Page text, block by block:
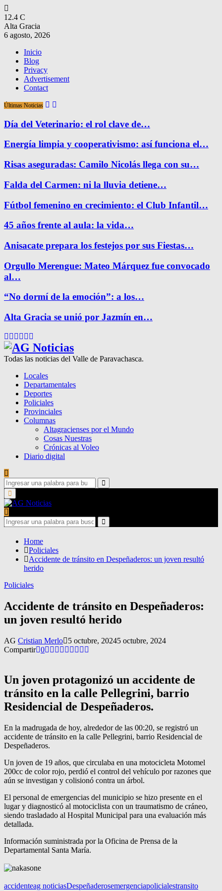
12.4 C
Alta Gracia
6 agosto, 2026
Inicio
Blog
Privacy
Advertisement
Contact
Últimas Noticias
Día del Veterinario: el rol clave de…
Energía limpia y cooperativismo: así funciona el…
Risas aseguradas: Camilo Nicolás llega con su…
Falda del Carmen: ni la lluvia detiene…
Fútbol femenino en crecimiento: el Club Infantil…
45 años frente al aula: la vida…
Anisacate prepara los festejos por sus Fiestas…
Orgullo Merengue: Mateo Márquez fue convocado
al…
“No dormí de la emoción”: a los…
Alta Gracia se unió por Jazmín en…
Facebook
Twitter
Instagram
Pinterest
Google
Todas las noticias del Valle de Paravachasca.
Locales
Departamentales
Deportes
Policiales
Provinciales
Columnas
Altagracienses por el Mundo
Cosas Nuestras
Crónicas al Voleo
Diario digital
Search
for:
Search
Primary
Menu
Search
for:
Search
Home
Policiales
Accidente de tránsito en Despeñaderos: un joven resultó
herido
Policiales
Accidente de tránsito en Despeñaderos:
un joven resultó herido
AG Cristian Merlo 5 octubre, 20245 octubre, 2024
Compartir 0
Un joven protagonizó un accidente de
tránsito en la calle Pellegrini, barrio
Residencial de Despeñaderos.
En la madrugada de hoy, alrededor de las 00:20, se registró un
accidente de tránsito en la calle Pellegrini, barrio Residencial de
Despeñaderos.
Un joven de 19 años, que circulaba en una motocicleta Motomel
200cc de color rojo, perdió el control del vehículo por razones que
aún se investigan y colisionó contra un árbol.
El personal de emergencias del municipio se hizo presente en el
lugar y diagnosticó al motociclista con un traumatismo de cráneo,
siendo trasladado al Hospital Municipal para una evaluación más
detallada.
Información suministrada por la Oficina de Prensa de la
Departamental Santa María.
accidenteag noticiasDespeñaderosemergenciapolicialestransito